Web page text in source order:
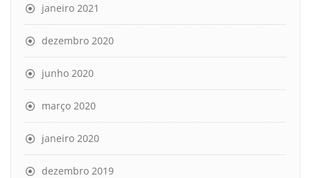
janeiro 2021
dezembro 2020
junho 2020
março 2020
janeiro 2020
dezembro 2019